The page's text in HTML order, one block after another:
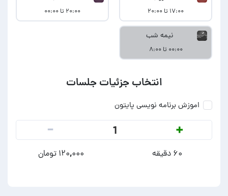
۱۷:۰۰ تا ۲۰:۰۰ ۲۰:۰۰ تا ۰۰:۰۰
نیمه شب
۰۰:۰۰ تا ۸:۰۰
انتخاب جزئیات جلسات
اموزش برنامه نویسی پایتون
+
1
-
۶۰ دقیقه ۱۲۰,۰۰۰ تومان